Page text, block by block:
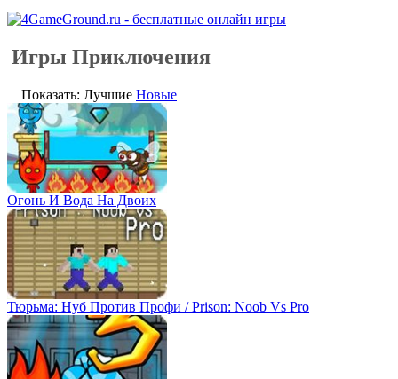
Игры Приключения
Показать: Лучшие Новые
Огонь И Вода На Двоих
Тюрьма: Нуб Против Профи / Prison: Noob Vs Pro